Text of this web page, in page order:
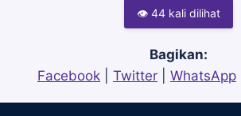
👁 44 kali dilihat
Bagikan:
Facebook
Twitter WhatsApp